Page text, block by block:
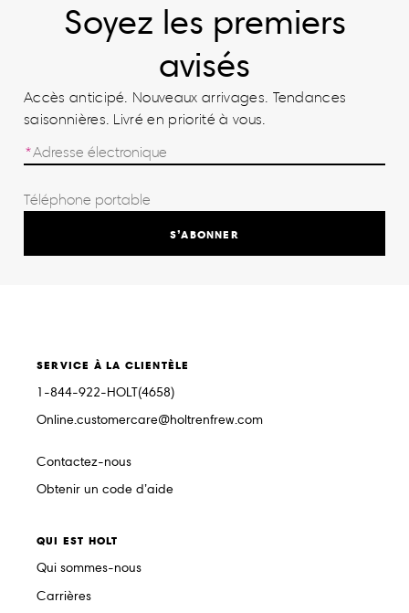
Soyez les premiers
avisés
Accès anticipé. Nouveaux arrivages. Tendances
saisonnières. Livré en priorité à vous.
S’ABONNER
SERVICE À LA CLIENTÈLE
1-844-922-HOLT(4658)
Online.customercare@holtrenfrew.com
Contactez-nous
Obtenir un code d’aide
QUI EST HOLT
Qui sommes-nous
Carrières